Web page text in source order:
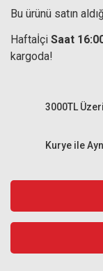
Bu ürünü satın
Haftaİçi Saat
kargoda!
Kurye ile
3000TL